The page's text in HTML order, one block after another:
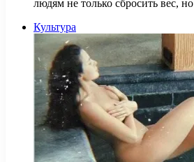
людям не только сбросить вес,
Культура